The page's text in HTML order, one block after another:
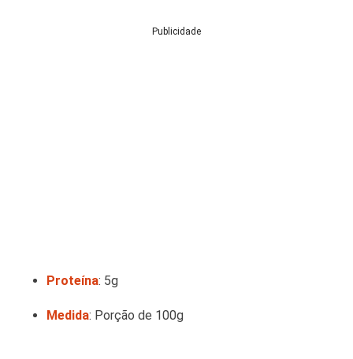
Publicidade
Proteína: 5g
Medida: Porção de 100g